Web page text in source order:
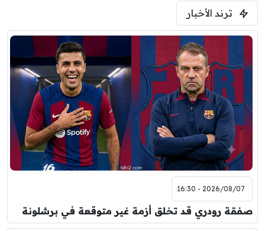
فرينتسفاروشي
برشلونة
7:00 م
مباراة ودية
نوتنغهام فورست
اودينيزي
مباراة ودية
برشلونة
ترند الأخبار
2026/08/07 - 16:30
صفقة رودري قد تخلق أزمة غير متوقعة في برشلونة